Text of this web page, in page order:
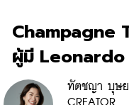
Champagne
ผู้มี
ทัตชญา บุษย
CREATOR